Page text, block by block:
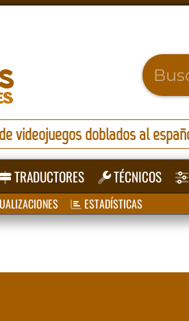
videojuegos doblados al
TRADUCTORES TÉCNICOS
ESTADÍSTICAS